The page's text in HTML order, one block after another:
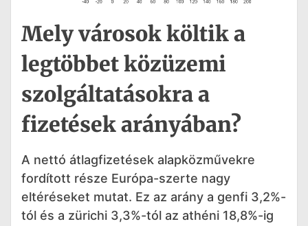
Mely városok költik a
legtöbbet közüzemi
szolgáltatásokra a
fizetések arányában?
A nettó átlagfizetések alapközművekre
fordított része Európa-szerte nagy
eltéréseket mutat. Ez az arány a genfi 3,2%-
tól és a zürichi 3,3%-tól az athéni 18,8%-ig